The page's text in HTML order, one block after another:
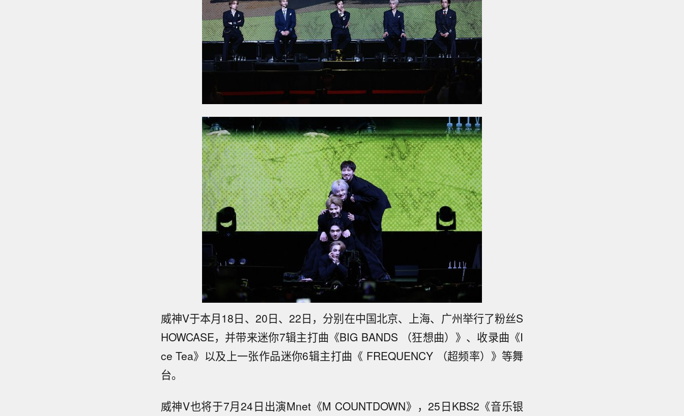
威神V于本月18日、20日、22日，分别在中国北京、上海、广州举行了粉丝S
HOWCASE，并带来迷你7辑主打曲《BIG BANDS （狂想曲）》、收录曲《I
ce Tea》以及上一张作品迷你6辑主打曲《 FREQUENCY （超频率）》等舞
台。
威神V也将于7月24日出演Mnet《M COUNTDOWN》，25日KBS2《音乐银